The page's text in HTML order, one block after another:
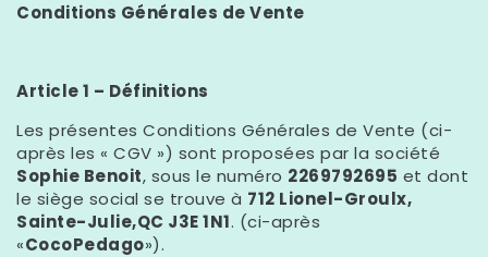
Conditions Générales de Vente
Article 1 – Définitions
Les présentes Conditions Générales de Vente (ci-
après les « CGV ») sont proposées par la société
Sophie Benoit, sous le numéro 2269792695 et dont
le siège social se trouve à 712 Lionel-Groulx,
Sainte-Julie,QC J3E 1N1. (ci-après
«CocoPedago»).